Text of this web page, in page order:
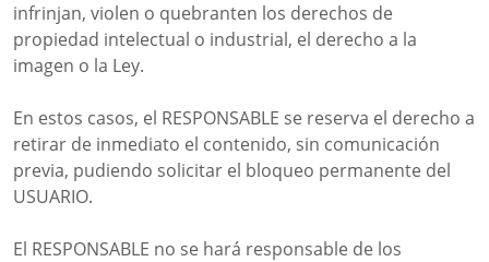
infrinjan, violen o quebranten los derechos de
propiedad intelectual o industrial, el derecho a la
imagen o la Ley.
En estos casos, el RESPONSABLE se reserva el derecho a
retirar de inmediato el contenido, sin comunicación
previa, pudiendo solicitar el bloqueo permanente del
USUARIO.
El RESPONSABLE no se hará responsable de los